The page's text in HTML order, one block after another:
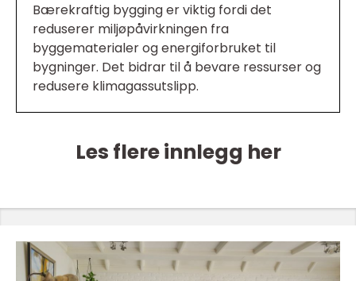
Bærekraftig bygging er viktig fordi det
reduserer miljøpåvirkningen fra
byggematerialer og energiforbruket til
bygninger. Det bidrar til å bevare ressurser og
redusere klimagassutslipp.
Les flere innlegg her